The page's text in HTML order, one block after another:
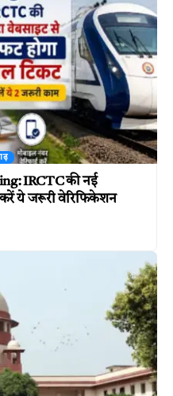
IRCTC की नई
ये जरूरी वेरिफिकेशन